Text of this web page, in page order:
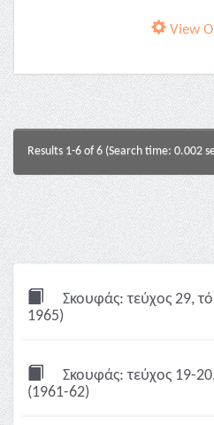
View
Results 1-6 of 6 (Search time: 0.002
Σκουφάς: τεύχος 29,
1965)
Σκουφάς: τεύχος 19-
(1961-62)